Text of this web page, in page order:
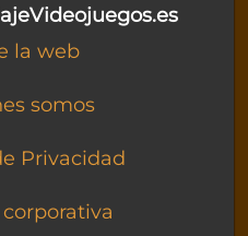
la web
somos
Privacidad